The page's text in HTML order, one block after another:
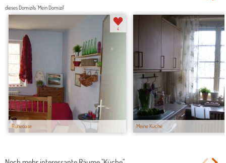
dieses Domizils 'Mein Domizil'
Ruheoase
4
Meine Küche